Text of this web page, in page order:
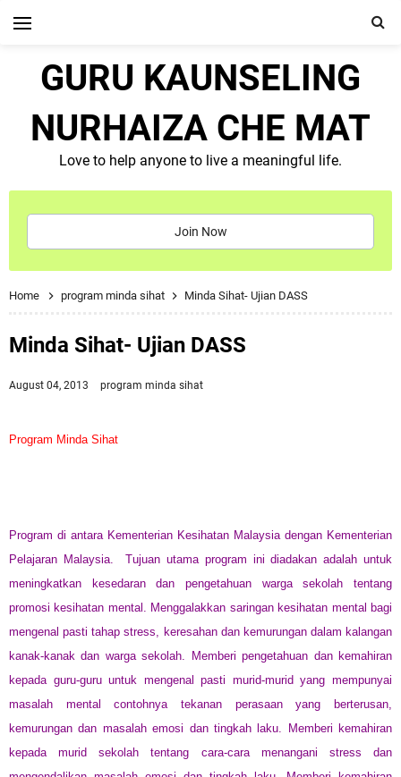
GURU KAUNSELING
NURHAIZA CHE MAT
Love to help anyone to live a meaningful life.
Join Now
Home program minda sihat Minda Sihat- Ujian DASS
Minda Sihat- Ujian DASS
August 04, 2013 program minda sihat
Program Minda Sihat
Program di antara Kementerian Kesihatan Malaysia dengan Kementerian
Pelajaran Malaysia.Tujuan utama program ini diadakan adalah untuk
meningkatkan kesedaran dan pengetahuan warga sekolah tentang
promosi kesihatan mental. Menggalakkan saringan kesihatan mental bagi
mengenal pasti tahap stress, keresahan dan kemurungan dalam kalangan
kanak-kanak dan warga sekolah. Memberi pengetahuan dan kemahiran
kepada guru-guru untuk mengenal pasti murid-murid yang mempunyai
masalah mental contohnya tekanan perasaan yang berterusan,
kemurungan dan masalah emosi dan tingkah laku. Memberi kemahiran
kepada murid sekolah tentang cara-cara menangani stress dan